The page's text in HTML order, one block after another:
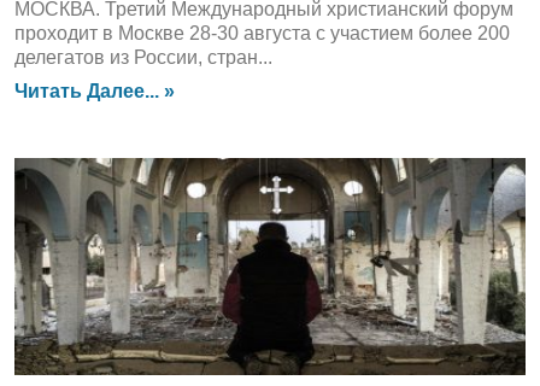
МОСКВА. Третий Международный христианский форум
проходит в Москве 28-30 августа с участием более 200
делегатов из России, стран...
Читать Далее... »
ЛЕНТА НОВОСТЕЙ